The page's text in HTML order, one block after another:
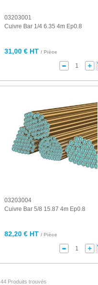
03203001
Cuivre Bar 1/4 6.35 4m Ep0.8
31,00 € HT / Pièce
03203004
Cuivre Bar 5/8 15.87 4m Ep0.8
82,20 € HT / Pièce
44 Produits trouvés